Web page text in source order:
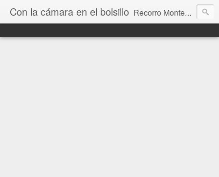
Con la cámara en el bolsillo Recorro Montevideo y el mundo. Fotos e historias de aquí y allá.